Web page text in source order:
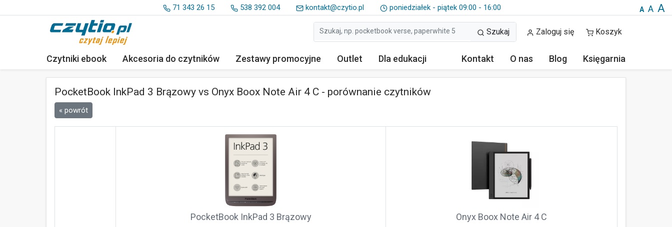
71 343 26 15 538 392 004 kontakt@czytio.pl poniedziałek - piątek 09:00 - 16:00 A A A
Szukaj Zaloguj się Koszyk
Czytniki ebook Akcesoria do czytników Zestawy promocyjne Outlet Dla edukacji Kontakt O nas Blog Księgarnia
PocketBook InkPad 3 Brązowy vs Onyx Boox Note Air 4 C - porównanie czytników
« powrót
PocketBook InkPad 3 Brązowy Onyx Boox Note Air 4 C